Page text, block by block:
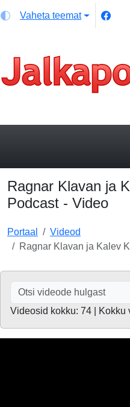
Vaheta teemat
Ragnar Klavan ja
Podcast - Video
Portaal
Videod
Ragnar Klavan ja Kalev
Videosid kokku: 74 | Kokku